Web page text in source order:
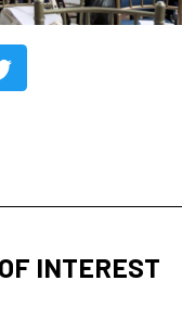
INTEREST